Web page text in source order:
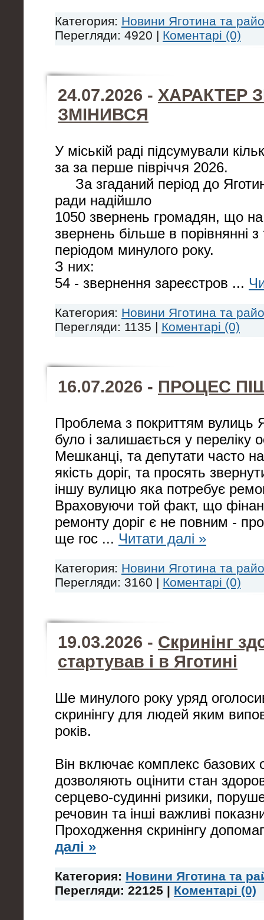
Категория: Новини Яготина та
Перегляди: 4920 | Коментарі (0)
24.07.2026 - ХАРАКТЕР
ЗМІНИВСЯ
У міській раді підсумували
за за перше півріччя 2026.
За згаданий період до
ради надійшло
1050 звернень громадян, що
звернень більше в порівнянні
періодом минулого року.
З них:
54 - звернення зареєстров ...
Категория: Новини Яготина та
Перегляди: 1135 | Коментарі (0)
16.07.2026 - ПРОЦЕС
Проблема з покриттям вулиць
було і залишається у переліку
Мешканці, та депутати часто
якість доріг, та просять
іншу вулицю яка потребує
Враховуючи той факт, що
ремонту доріг є не повним -
ще гос ... Читати далі »
Категория: Новини Яготина та
Перегляди: 3160 | Коментарі (0)
19.03.2026 - Скринінг
стартував і в Яготині
Ше минулого року уряд
скринінгу для людей яким
років.
Він включає комплекс базових
дозволяють оцінити стан
серцево-судинні ризики,
речовин та інші важливі
Проходження скринінгу
далі »
Категория: Новини Яготина та
Перегляди: 22125 | Коментарі (0)